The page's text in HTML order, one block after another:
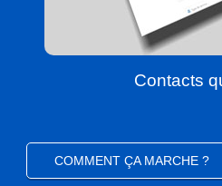
Contacts
COMMENT ÇA MARCHE ?